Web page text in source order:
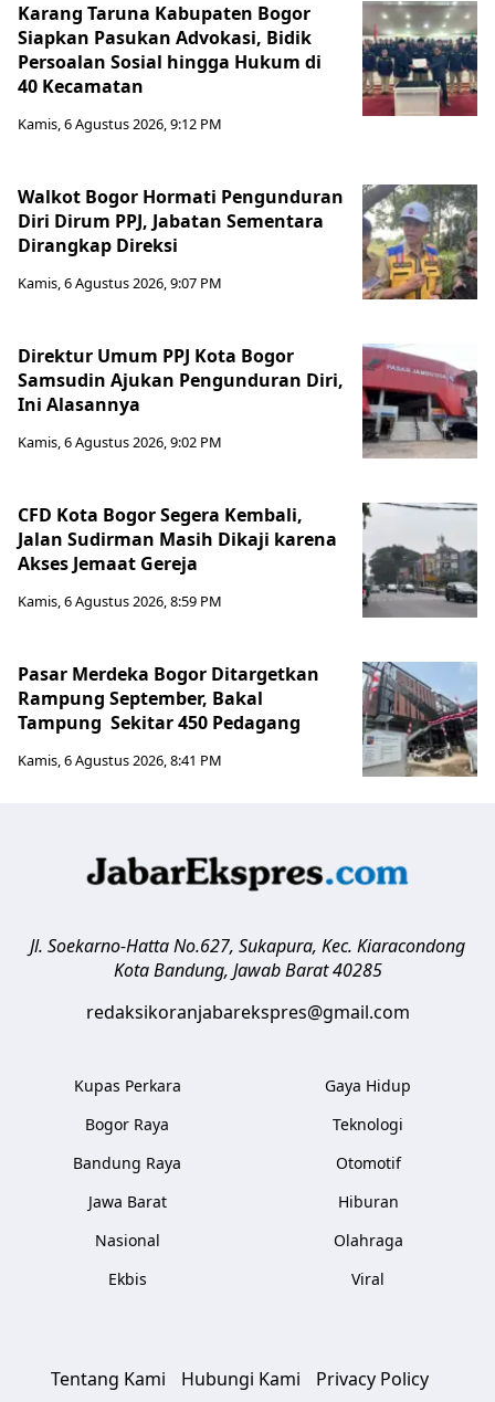
Karang Taruna Kabupaten Bogor
Siapkan Pasukan Advokasi, Bidik
Persoalan Sosial hingga Hukum di
40 Kecamatan
Kamis, 6 Agustus 2026, 9:12 PM
Walkot Bogor Hormati Pengunduran
Diri Dirum PPJ, Jabatan Sementara
Dirangkap Direksi
Kamis, 6 Agustus 2026, 9:07 PM
Direktur Umum PPJ Kota Bogor
Samsudin Ajukan Pengunduran Diri,
Ini Alasannya
Kamis, 6 Agustus 2026, 9:02 PM
CFD Kota Bogor Segera Kembali,
Jalan Sudirman Masih Dikaji karena
Akses Jemaat Gereja
Kamis, 6 Agustus 2026, 8:59 PM
Pasar Merdeka Bogor Ditargetkan
Rampung September, Bakal
Tampung Sekitar 450 Pedagang
Kamis, 6 Agustus 2026, 8:41 PM
Jl. Soekarno-Hatta No.627, Sukapura, Kec. Kiaracondong
Kota Bandung, Jawab Barat 40285
redaksikoranjabarekspres@gmail.com
Kupas Perkara
Bogor Raya
Bandung Raya
Jawa Barat
Nasional
Ekbis
Gaya Hidup
Teknologi
Otomotif
Hiburan
Olahraga
Viral
Tentang Kami Hubungi Kami Privacy Policy